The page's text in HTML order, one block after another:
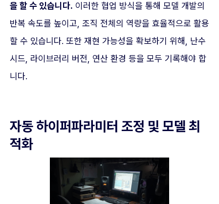
을 할 수 있습니다. 이러한 협업 방식을 통해 모델 개발의
반복 속도를 높이고, 조직 전체의 역량을 효율적으로 활용
할 수 있습니다. 또한 재현 가능성을 확보하기 위해, 난수
시드, 라이브러리 버전, 연산 환경 등을 모두 기록해야 합
니다.
자동 하이퍼파라미터 조정 및 모델 최
적화